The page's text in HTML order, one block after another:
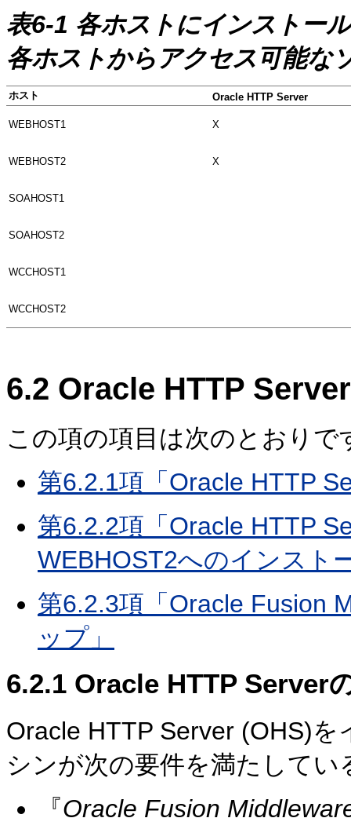
表6-1 各ホストにインストー
各ホストからアクセス可能な
ホスト Oracle HTTP Server
WEBHOST1 X
WEBHOST2 X
SOAHOST1
SOAHOST2
WCCHOST1
WCCHOST2
6.2 Oracle HTTP
この項の項目は次のとおりで
第6.2.1項「Oracle HTTP
第6.2.2項「Oracle HTTP
WEBHOST2へのインスト
第6.2.3項「Oracle Fusion
ップ」
6.2.1 Oracle HTTP Server
Oracle HTTP Server (OHS)
シンが次の要件を満たして
『Oracle Fusion